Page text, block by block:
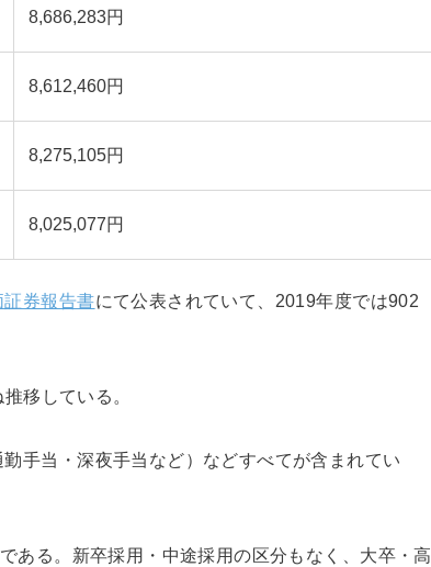
8,686,283円
8,612,460円
8,275,105円
8,025,077円
証券報告書にて公表されていて、2019年度では902
移している。
手当・深夜手当など）などすべてが含まれてい
ある。新卒採用・中途採用の区分もなく、大卒・高